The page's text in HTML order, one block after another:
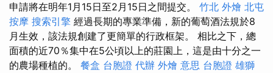
申請將在明年1月15日至2月15日之間提交。 竹北 外燴 北屯
按摩 搜索引擎 經過長期的專業準備，新的葡萄酒法規於8
月生效，該法規創建了更簡單的行政框架。 相比之下，總
面積的近70％集中在5公頃以上的莊園上，這是由十分之一
的農場種植的。 餐盒 台胞證 代辦 外燴 意思 台胞證 雄獅